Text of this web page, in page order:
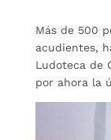
Más de 500
acudientes,
Ludoteca de
por ahora la